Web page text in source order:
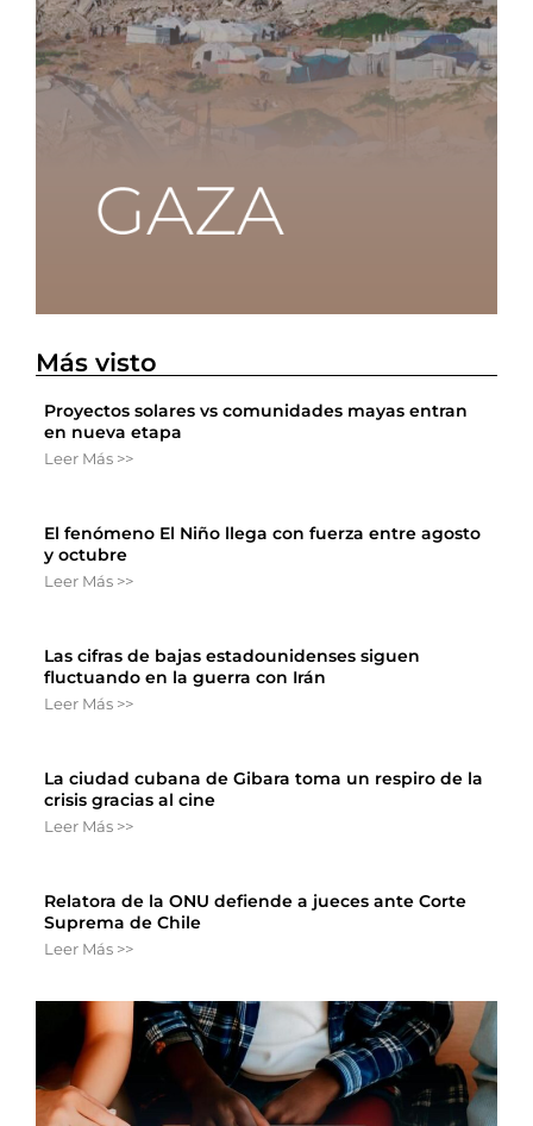
Más visto
Proyectos solares vs comunidades mayas entran
en nueva etapa
Leer Más >>
El fenómeno El Niño llega con fuerza entre agosto
y octubre
Leer Más >>
Las cifras de bajas estadounidenses siguen
fluctuando en la guerra con Irán
Leer Más >>
La ciudad cubana de Gibara toma un respiro de la
crisis gracias al cine
Leer Más >>
Relatora de la ONU defiende a jueces ante Corte
Suprema de Chile
Leer Más >>